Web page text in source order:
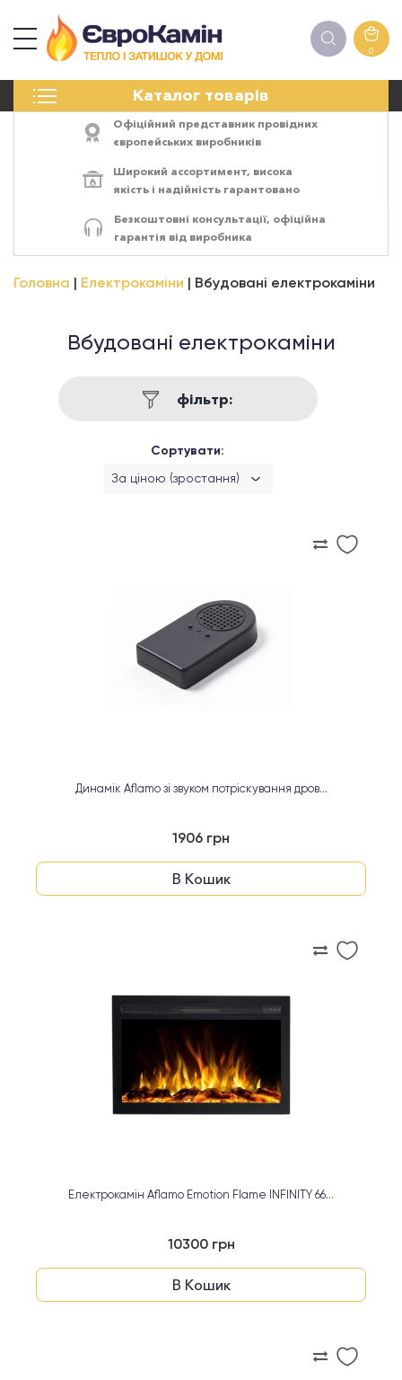
0
Каталог товарів
ПЕЧІ
ЕЛЕКТРОКАМІНИ
АКСЕСУАРИ
Офіційний представник провідних
європейських виробників
Широкий ассортимент, висока
якість і надійність гарантовано
Безкоштовні консультації, офіційна
гарантія від виробника
Головна Електрокаміни Вбудовані електрокаміни
Вбудовані електрокаміни
фільтр:
Сортувати:
За ціною (зростання)
Динамік Aflamo зі звуком потріскування дров...
1906 грн
В Кошик
Електрокамін Aflamo Emotion Flame INFINITY 66...
10300 грн
В Кошик